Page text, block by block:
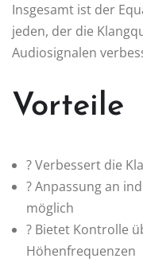
Insgesamt ist der
jeden, der die
Audiosignalen
Vorteile
? Verbessert die
? Anpassung an
möglich
?️ Bietet Kontrolle
Höhenfrequenzen